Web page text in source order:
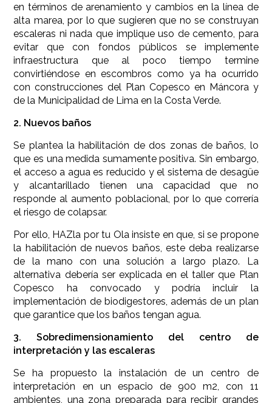
en términos de arenamiento y cambios en la línea de
alta marea, por lo que sugieren que no se construyan
escaleras ni nada que implique uso de cemento, para
evitar que con fondos públicos se implemente
infraestructura que al poco tiempo termine
convirtiéndose en escombros como ya ha ocurrido
con construcciones del Plan Copesco en Máncora y
de la Municipalidad de Lima en la Costa Verde.
2. Nuevos baños
Se plantea la habilitación de dos zonas de baños, lo
que es una medida sumamente positiva. Sin embargo,
el acceso a agua es reducido y el sistema de desagüe
y alcantarillado tienen una capacidad que no
responde al aumento poblacional, por lo que correría
el riesgo de colapsar.
Por ello, HAZla por tu Ola insiste en que, si se propone
la habilitación de nuevos baños, este deba realizarse
de la mano con una solución a largo plazo. La
alternativa debería ser explicada en el taller que Plan
Copesco ha convocado y podría incluir la
implementación de biodigestores, además de un plan
que garantice que los baños tengan agua.
3. Sobredimensionamiento del centro de
interpretación y las escaleras
Se ha propuesto la instalación de un centro de
interpretación en un espacio de 900 m2, con 11
ambientes, una zona preparada para recibir grandes